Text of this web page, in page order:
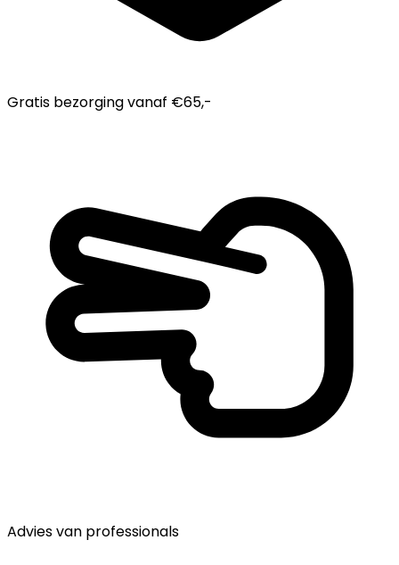
Gratis bezorgingvanaf €65,-
Advies van professionals